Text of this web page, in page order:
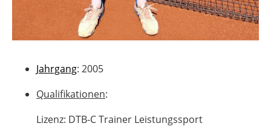
Jahrgang: 2005
Qualifikationen:
Lizenz: DTB-C Trainer Leistungssport